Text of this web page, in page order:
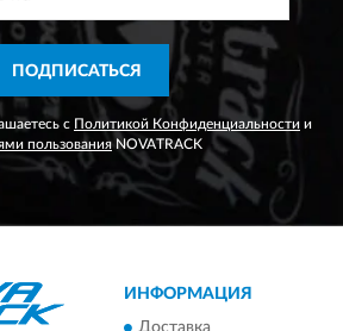
ПОДПИСАТЬСЯ
с Политикой Конфиденциальности и
пользования NOVATRACK
ИНФОРМАЦИЯ